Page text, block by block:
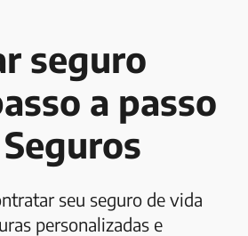
seguro
a passo
seu seguro de vida
personalizadas e